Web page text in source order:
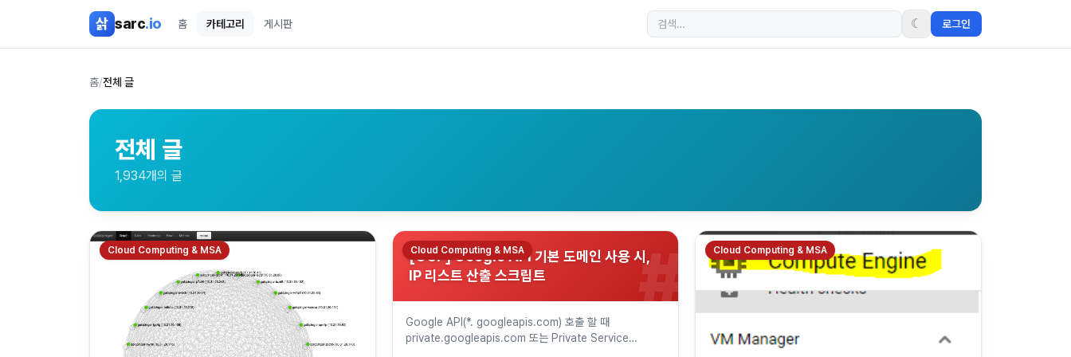
삵 sarc.io 홈 카테고리 게시판 ☾ 로그인
홈/전체 글
전체 글
1,934개의 글
Cloud Computing & MSA
[GCP] Google API 기본 도메인 사용 시,
IP 리스트 산출 스크립트
#
Cloud Computing & MSA
Google API(*. googleapis.com) 호출 할 때
private.googleapis.com 또는 Private Service
Cloud Computing & MSA